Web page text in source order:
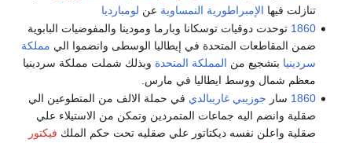
تنازلت فيها الإمبراطورية النمساوية عن لومبارديا
1860 توحدت دوقيات توسكانا وبارما ومودينا والمفوضيات البابوية
ضمن المقاطعات المتحدة في إيطاليا الوسطى وانضموا الي مملكة
سردينيا بتشجيع من المملكة المتحدة وبذلك شملت مملكة سردينيا
معظم شمال ووسط ايطاليا في مارس.
1860 سار جوزيبي غاريبالدي في حملة الالف من المتطوعين الي
صقلية وانضم اليه جماعات المتمردين وتمكن من الاستيلاء علي
صقلية واعلن نفسه ديكتاتور علي صقليه تحت حكم الملك فيكتور